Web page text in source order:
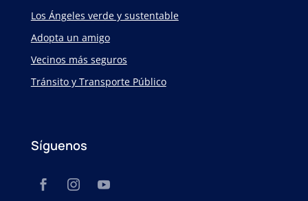
Los Ángeles verde y sustentable
Adopta un amigo
Vecinos más seguros
Tránsito y Transporte Público
Síguenos